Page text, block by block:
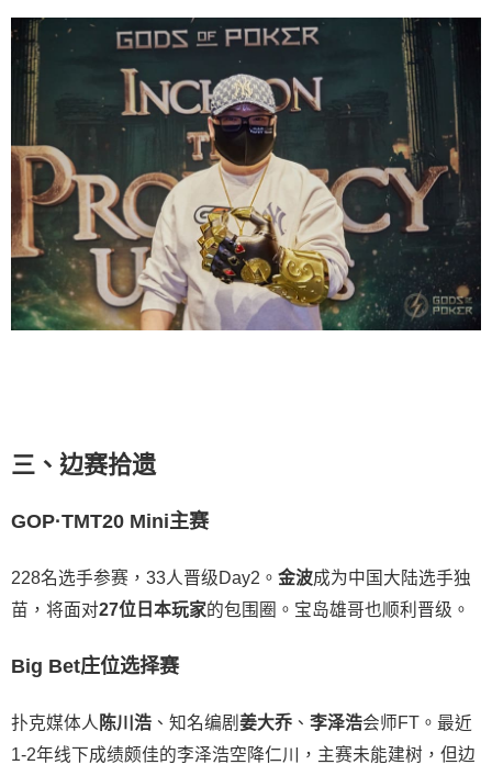
三、边赛拾遗
GOP·TMT20 Mini主赛
228名选手参赛，33人晋级Day2。 金波成为中国大陆选手独
苗，将面对27位日本玩家的包围圈。宝岛雄哥也顺利晋级。
Big Bet庄位选择赛
扑克媒体人 陈川浩 、知名编剧 姜大乔 、 李泽浩会师FT。最近
1-2年线下成绩颇佳的李泽浩空降仁川，主赛未能建树，但边